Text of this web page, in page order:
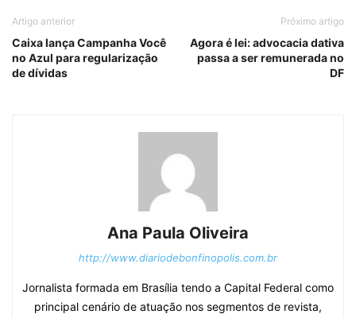
Artigo anterior
Caixa lança Campanha Você
no Azul para regularização
de dívidas
Próximo artigo
Agora é lei: advocacia dativa
passa a ser remunerada no
DF
Ana Paula Oliveira
http://www.diariodebonfinopolis.com.br
Jornalista formada em Brasília tendo a Capital Federal como
principal cenário de atuação nos segmentos de revista,